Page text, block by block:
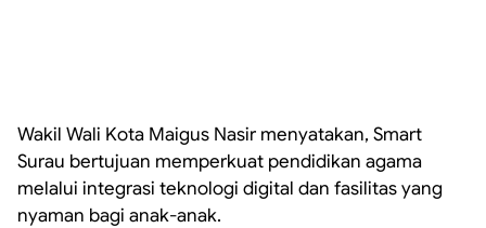
Wakil Wali Kota Maigus Nasir menyatakan, Smart
Surau bertujuan memperkuat pendidikan agama
melalui integrasi teknologi digital dan fasilitas yang
nyaman bagi anak-anak.